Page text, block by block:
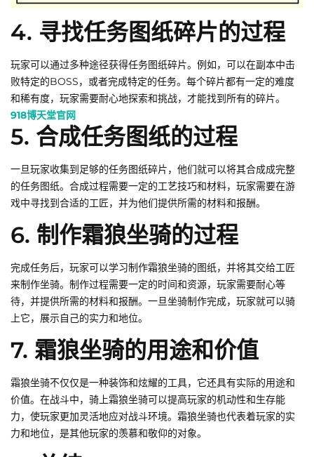
4. 寻找任务图纸碎片的过程
玩家可以通过多种途径获得任务图纸碎片。例如，可以在副本中击
败特定的BOSS，或者完成特定的任务。每个碎片都有一定的难度
和稀有度，玩家需要耐心地探索和挑战，才能找到所有的碎片。
918博天堂官网
5. 合成任务图纸的过程
一旦玩家收集到足够的任务图纸碎片，他们就可以将其合成成完整
的任务图纸。合成过程需要一定的工艺技巧和材料，玩家需要在游
戏中寻找到合适的工匠，并为他们提供所需的材料和报酬。
6. 制作霜狼坐骑的过程
完成任务后，玩家可以学习制作霜狼坐骑的图纸，并将其交给工匠
来制作坐骑。制作过程需要一定的时间和资源，玩家需要耐心等
待，并提供所需的材料和报酬。一旦坐骑制作完成，玩家就可以骑
上它，展示自己的实力和地位。
7. 霜狼坐骑的用途和价值
霜狼坐骑不仅仅是一种装饰和炫耀的工具，它还具有实际的用途和
价值。在战斗中，骑上霜狼坐骑可以提高玩家的机动性和生存能
力，使玩家更加灵活地应对战斗环境。霜狼坐骑也代表着玩家的实
力和地位，是其他玩家的羡慕和敬仰的对象。